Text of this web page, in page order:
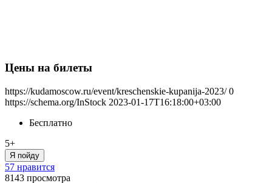
Цены на билеты
https://kudamoscow.ru/event/kreschenskie-kupanija-2023/ 0
https://schema.org/InStock 2023-01-17T16:18:00+03:00
Бесплатно
5+
Я пойду
57 нравится
8143 просмотра